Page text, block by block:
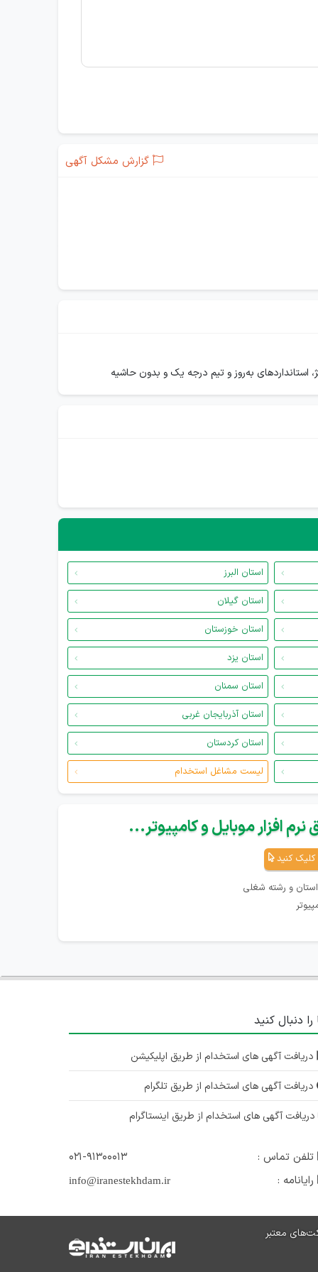
گزارش مشکل آگهی
استان البرز
استان گیلان
استان خوزستان
استان یزد
استان سمنان
استان آذربایجان غربی
استان کردستان
لیست مشاغل استخدام
افزار موبایل و کامپیوتر...
کلیک کنید
و رشته شغلی
را دنبال کنید
دریافت آگهی های استخدام از طریق اپلیکیشن
دریافت آگهی های استخدام از طریق تلگرام
دریافت آگهی های استخدام از طریق اینستاگرام
تلفن تماس :
۰۲۱-۹۱۳۰۰۰۱۳
رایانامه :
info@iranestekhdam.ir
معتبر